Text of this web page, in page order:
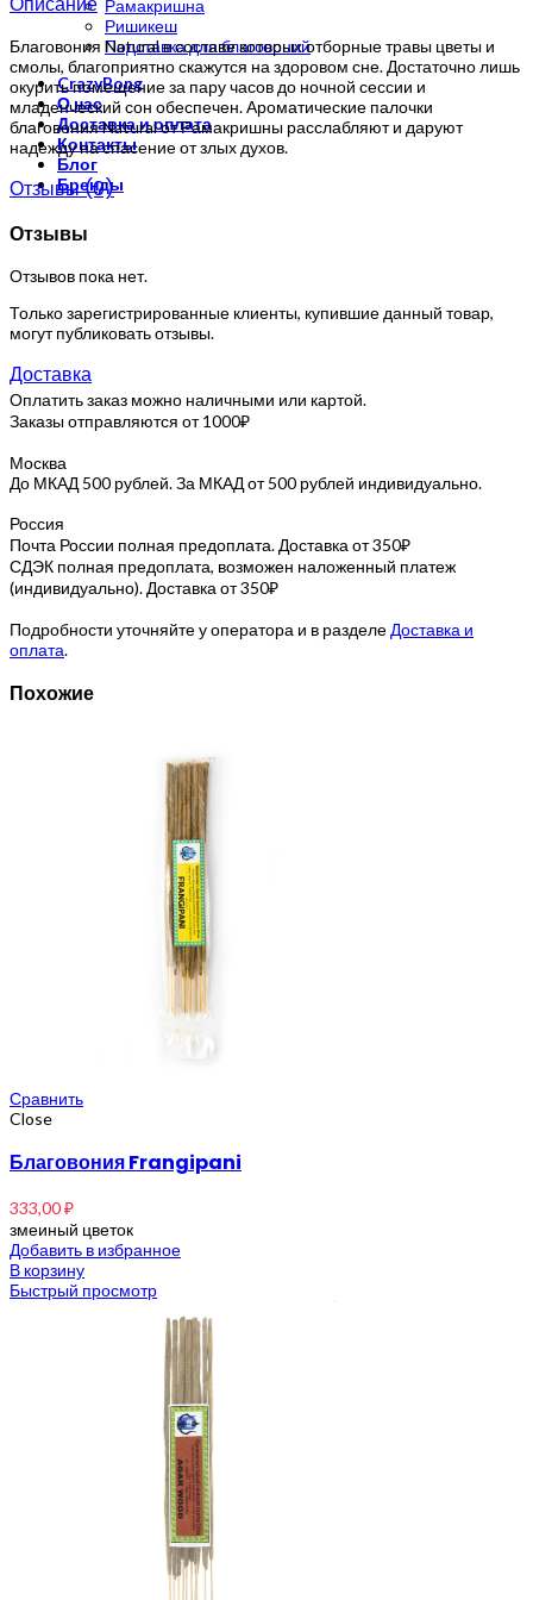
Рамакришна
Ришикеш
Подставка для благовоний
CrazyBong
О нас
Доставка и оплата
Контакты
Блог
Бренды
Благовония Natural в составе которых отборные травы цветы и
смолы, благоприятно скажутся на здоровом сне. Достаточно лишь
окурить помещение за пару часов до ночной сессии и
младенческий сон обеспечен. Ароматические палочки
благовония Natural от Рамакришны расслабляют и даруют
надежду на спасение от злых духов.
Отзывы (0)
Отзывы
Отзывов пока нет.
Только зарегистрированные клиенты, купившие данный товар,
могут публиковать отзывы.
Доставка
Оплатить заказ можно наличными или картой.
Заказы отправляются от 1000₽
Москва
До МКАД 500 рублей. За МКАД от 500 рублей индивидуально.
Россия
Почта России полная предоплата. Доставка от 350₽
СДЭК полная предоплата, возможен наложенный платеж
(индивидуально). Доставка от 350₽
Подробности уточняйте у оператора и в разделе Доставка и
оплата.
Похожие
Сравнить
Close
Благовония Frangipani
333,00₽
змеиный цветок
Добавить в избранное
В корзину
Быстрый просмотр